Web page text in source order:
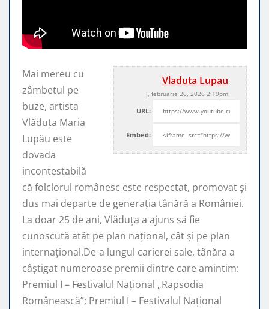
Vladuta Lupau
J, februarie 26, 2026 2:19pm
URL:
Embed:
Mai mereu cu
zâmbetul pe
buze, artista
Vlăduța Maria
Lupău este
dovada
incontestabilă
că folclorul românesc este respectat, promovat şi
dus mai departe de generaţia tânără a României.
La doar 25 de ani, Vlăduța a ajuns să fie
cunoscută atât pe plan naţional, cât şi pe plan
internaţional.De-a lungul carierei sale, tânăra a
câştigat numeroase premii dintre care amintim:
Premiul I – Festivalul Național „Rapsodia
Românească”; Premiul I – Festivalul Național